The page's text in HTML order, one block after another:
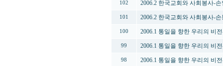
102 2006.2 한국교회와 사회봉사-
101 2006.2 한국교회와 사회봉사-
100 2006.1 통일을 향한 우리의 비
99 2006.1 통일을 향한 우리의 비
98 2006.1 통일을 향한 우리의 비